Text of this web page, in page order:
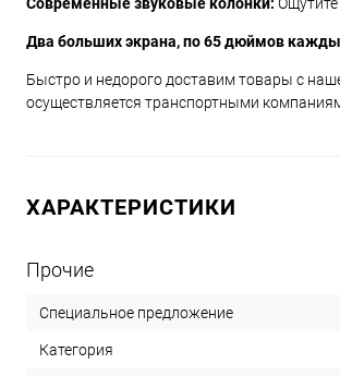
Два больших экрана, по 65 дюймов
Быстро и недорого доставим товары с
осуществляется транспортными
ХАРАКТЕРИСТИКИ
Прочие
Специальное предложение
Категория